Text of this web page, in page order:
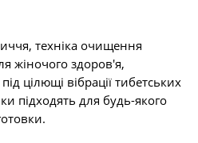
техніка очищення
жіночого здоров'я,
цілющі вібрації тибетських
підходять для будь-якого